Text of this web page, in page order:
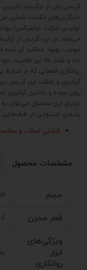
گریس یکی از ترکیبات
جایگزین‌های انگشت شماری
می‌شود‏.‏ در این گریس از
موجب بهبود عملکرد آن شده
دما و فشار بالا نیز خاصیت
روانکاری قطعاتی که در
گرانروی و غلظت این گریس
روان نبوده و به‌دلیل گرانروی
مزایای این محصول می‌توان
پلیمری لیتیومی در ظرف‌هایی 150 گرمی تولید و در اختیار کاربران قرار می‌گیرد‏.‏
گارانتی اصالت و
مشخصات محصول
حجم 150
قطر مخزن 6 میلی‌متر
ویژگی‌های
ابزار
روانکاری